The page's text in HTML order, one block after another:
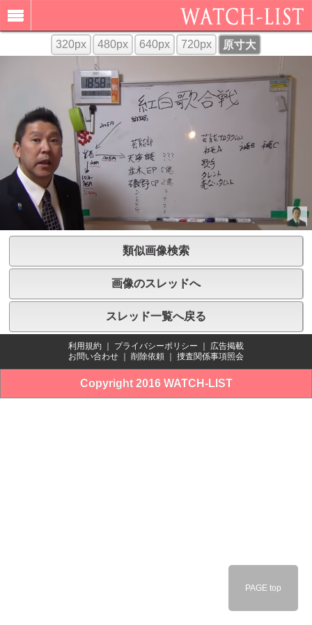
320px 480px 640px 720px 原寸大
類似画像検索
画像のスレッドへ
スレッド一覧へ戻る
利用規約 プライバシーポリシー
広告掲載
お問い合わせ
削除依頼 捜査関係事項照会
Copyright 2016 WATCH-LIST
PAGE top